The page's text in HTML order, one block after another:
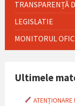
TRANSPARENȚĂ
LEGISLATIE
MONITORUL
Ultimele
ATENȚIONARE